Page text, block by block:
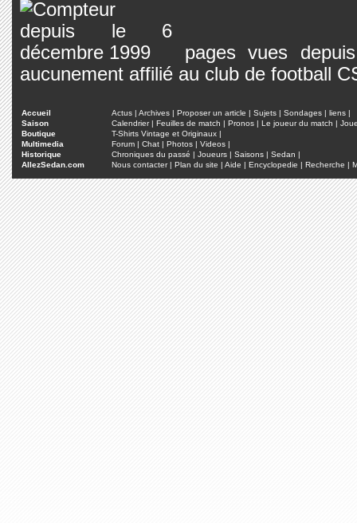
pages vues
aucunement affilié au club de football
Accueil Actus | Archives | Proposer un article | Sujets | Sondages | liens |
Saison
Calendrier| Feuilles de match | Pronos | Le joueur du match |
Boutique
T-Shirts Vintage et Originaux |
Multimedia
Forum | Chat | Photos | Videos |
Historique
Chroniques du passé | Joueurs | Saisons | Sedan |
AllezSedan.com
Nous contacter| Plan du site | Aide | Encyclopedie | Recherche |